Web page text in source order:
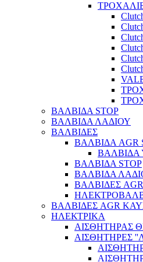
ΒΑΛΒΙΔΑ STOP
ΒΑΛΒΙΔΑ ΛΑΔΙΟΥ
ΒΑΛΒΙΔΕΣ
ΒΑΛΒΙΔΑ AGR
ΒΑΛΒΙΔΑ
ΒΑΛΒΙΔΑ STOP
ΒΑΛΒΙΔΑ
ΒΑΛΒΙΔΕΣ
ΒΑΛΒΙΔΕΣ AGR
ΗΛΕΚΤΡΙΚΑ
ΑΙΣΘΗΤΗΡΑΣ
ΑΙΣΘΗΤΗΡΕΣ